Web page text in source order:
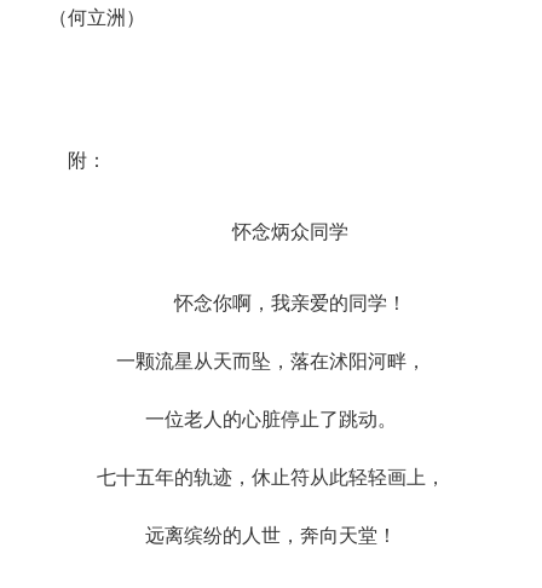
（何立洲）
附：
怀念炳众同学
怀念你啊，我亲爱的同学！
一颗流星从天而坠，落在沭阳河畔，
一位老人的心脏停止了跳动。
七十五年的轨迹，休止符从此轻轻画上，
远离缤纷的人世，奔向天堂！